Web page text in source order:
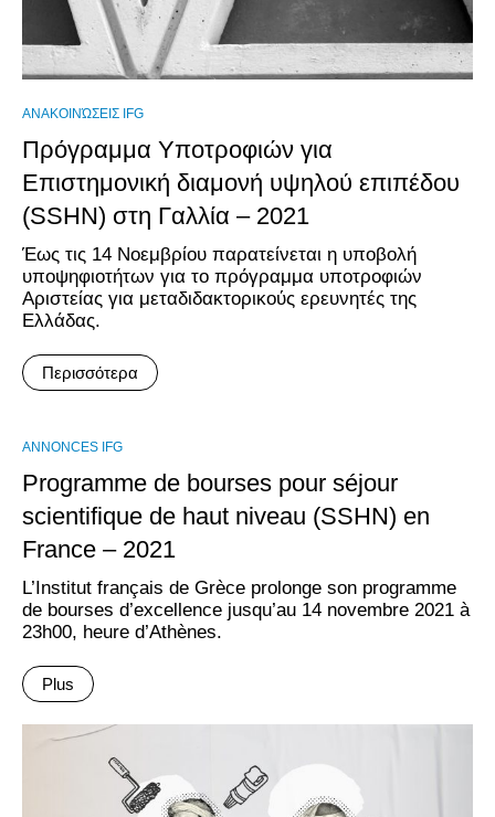
ΑΝΑΚΟΙΝΏΣΕΙΣ IFG
Πρόγραμμα Υποτροφιών για
Επιστημονική διαμονή υψηλού επιπέδου
(SSHN) στη Γαλλία – 2021
Έως τις 14 Νοεμβρίου παρατείνεται η υποβολή
υποψηφιοτήτων για το πρόγραμμα υποτροφιών
Αριστείας για μεταδιδακτορικούς ερευνητές της
Ελλάδας.
Περισσότερα
ANNONCES IFG
Programme de bourses pour séjour
scientifique de haut niveau (SSHN) en
France – 2021
L’Institut français de Grèce prolonge son programme
de bourses d’excellence jusqu’au 14 novembre 2021 à
23h00, heure d’Athènes.
Plus